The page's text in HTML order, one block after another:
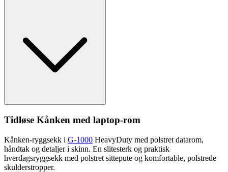
Tidløse Kånken med laptop-rom
Kånken-ryggsekk i G-1000 HeavyDuty med polstret datarom,
håndtak og detaljer i skinn. En slitesterk og praktisk
hverdagsryggsekk med polstret sittepute og komfortable, polstrede
skulderstropper.